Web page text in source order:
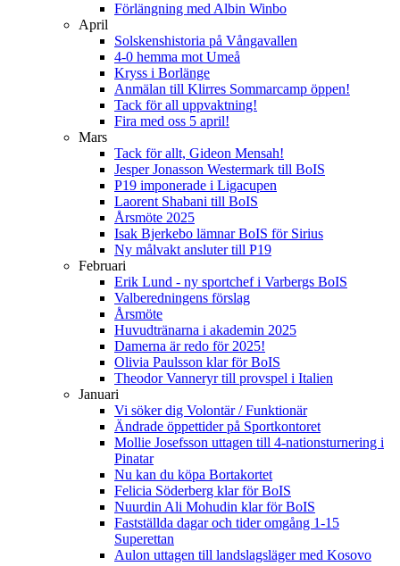
Förlängning med Albin Winbo
April
Solskenshistoria på Vångavallen
4-0 hemma mot Umeå
Kryss i Borlänge
Anmälan till Klirres Sommarcamp öppen!
Tack för all uppvaktning!
Fira med oss 5 april!
Mars
Tack för allt, Gideon Mensah!
Jesper Jonasson Westermark till BoIS
P19 imponerade i Ligacupen
Laorent Shabani till BoIS
Årsmöte 2025
Isak Bjerkebo lämnar BoIS för Sirius
Ny målvakt ansluter till P19
Februari
Erik Lund - ny sportchef i Varbergs BoIS
Valberedningens förslag
Årsmöte
Huvudtränarna i akademin 2025
Damerna är redo för 2025!
Olivia Paulsson klar för BoIS
Theodor Vanneryr till provspel i Italien
Januari
Vi söker dig Volontär / Funktionär
Ändrade öppettider på Sportkontoret
Mollie Josefsson uttagen till 4-nationsturnering i
Pinatar
Nu kan du köpa Bortakortet
Felicia Söderberg klar för BoIS
Nuurdin Ali Mohudin klar för BoIS
Fastställda dagar och tider omgång 1-15
Superettan
Aulon uttagen till landslagsläger med Kosovo